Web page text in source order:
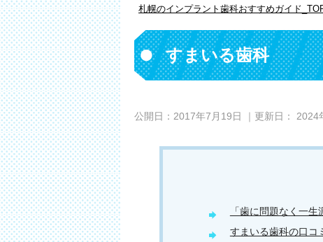
札幌のインプラント歯科おすすめガイド
すまいる歯科
公開日： 2017年7月19日 ｜更新日： 2024
「歯に問題なく一
すまいる歯科の口コ